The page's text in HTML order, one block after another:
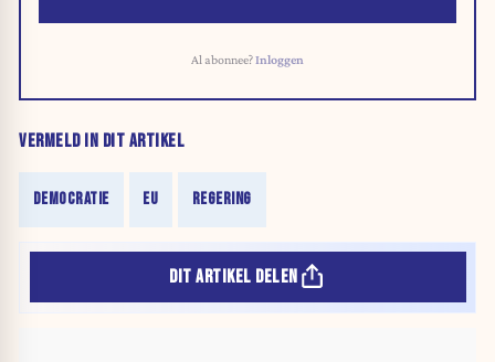
Al abonnee?Inloggen
VERMELD IN DIT ARTIKEL
DEMOCRATIE EU REGERING
DIT ARTIKEL DELEN